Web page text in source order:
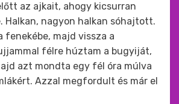
az ajkait, ahogy kicsurran
Halkan, nagyon halkan sóhajtott.
fenekébe, majd vissza a
félre húztam a bugyiját,
azt mondta egy fél óra múlva
Azzal megfordult és már el